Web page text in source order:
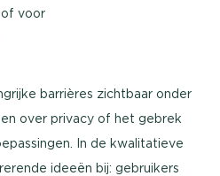
voor
barrières zichtbaar onder
over privacy of het gebrek
In de kwalitatieve
ideeën bij: gebruikers